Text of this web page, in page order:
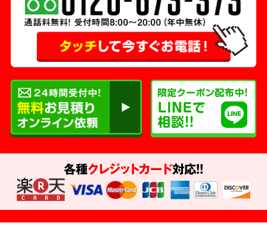
各種クレジットカード対応!!